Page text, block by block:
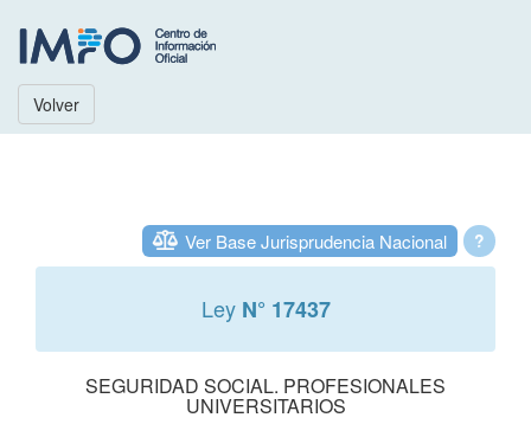
Volver
?
Ver Base Jurisprudencia Nacional
Ley N° 17437
SEGURIDAD SOCIAL. PROFESIONALES
UNIVERSITARIOS